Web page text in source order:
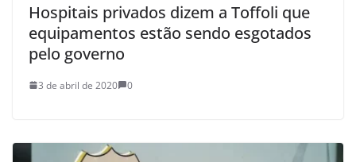
Hospitais privados dizem a Toffoli que
equipamentos estão sendo esgotados
pelo governo
3 de abril de 2020 0